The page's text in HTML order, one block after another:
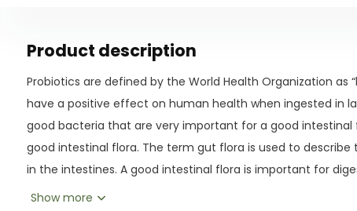
Product description
Probiotics are defined by the World Health Organization as
have a positive effect on human health when ingested in
good bacteria that are very important for a good
good intestinal flora. The term gut flora is used to
in the intestines. A good intestinal flora is important for
bacteria in the intestines. A balanced intestinal flora is also
Show more